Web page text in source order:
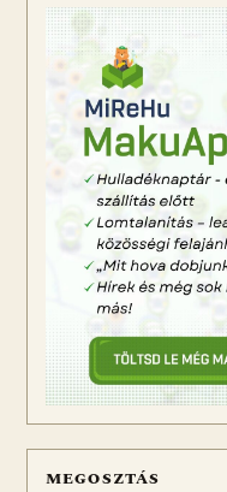
MEGOSZTÁS